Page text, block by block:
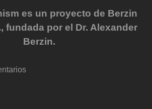
es un proyecto de Berzin
fundada por el Dr. Alexander
Berzin.